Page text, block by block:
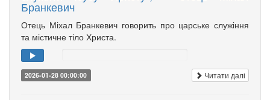
Бранкевич
Отець Міхал Бранкевич говорить про царське служіння
та містичне тіло Христа.
2026-01-28 00:00:00 Читати далі